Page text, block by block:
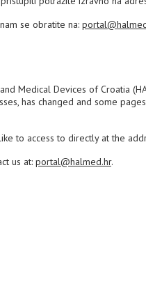
se obratite na:
Medical Devices of Croatia
has changed and some
to access to directly at the
us at: portal@halmed.hr.